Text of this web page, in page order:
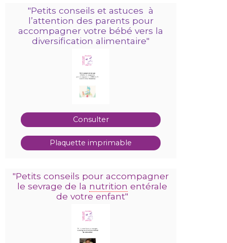
"Petits conseils et astuces à
l’attention des parents pour
accompagner votre bébé vers la
diversification alimentaire"
Consulter
Plaquette imprimable
"Petits conseils pour accompagner
le sevrage de la nutrition entérale
de votre enfant"